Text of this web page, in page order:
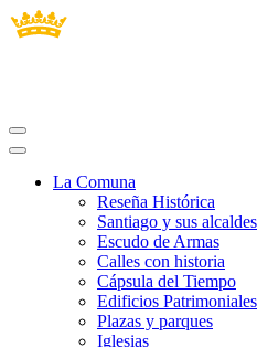
La Comuna
Reseña Histórica
Santiago y sus alcaldes
Escudo de Armas
Calles con historia
Cápsula del Tiempo
Edificios Patrimoniales
Plazas y parques
Iglesias